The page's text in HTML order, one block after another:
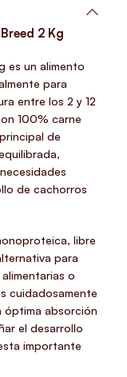
2 Kg
es un alimento
para
entre los 2 y 12
100% carne
de
de cachorros
libre
para
o
cuidadosamente
óptima absorción
el desarrollo
importante